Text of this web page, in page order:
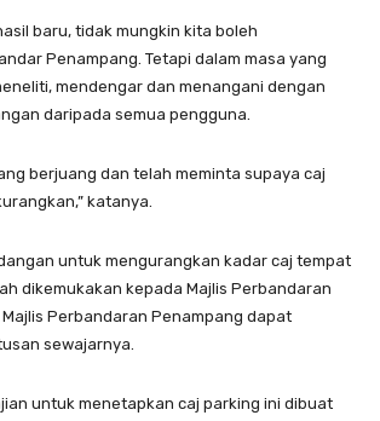
baru, tidak mungkin kita boleh
Penampang. Tetapi dalam masa yang
mendengar dan menangani dengan
daripada semua pengguna.
berjuang dan telah meminta supaya caj
katanya.
untuk mengurangkan kadar caj tempat
dikemukakan kepada Majlis Perbandaran
Perbandaran Penampang dapat
sewajarnya.
untuk menetapkan caj parking ini dibuat